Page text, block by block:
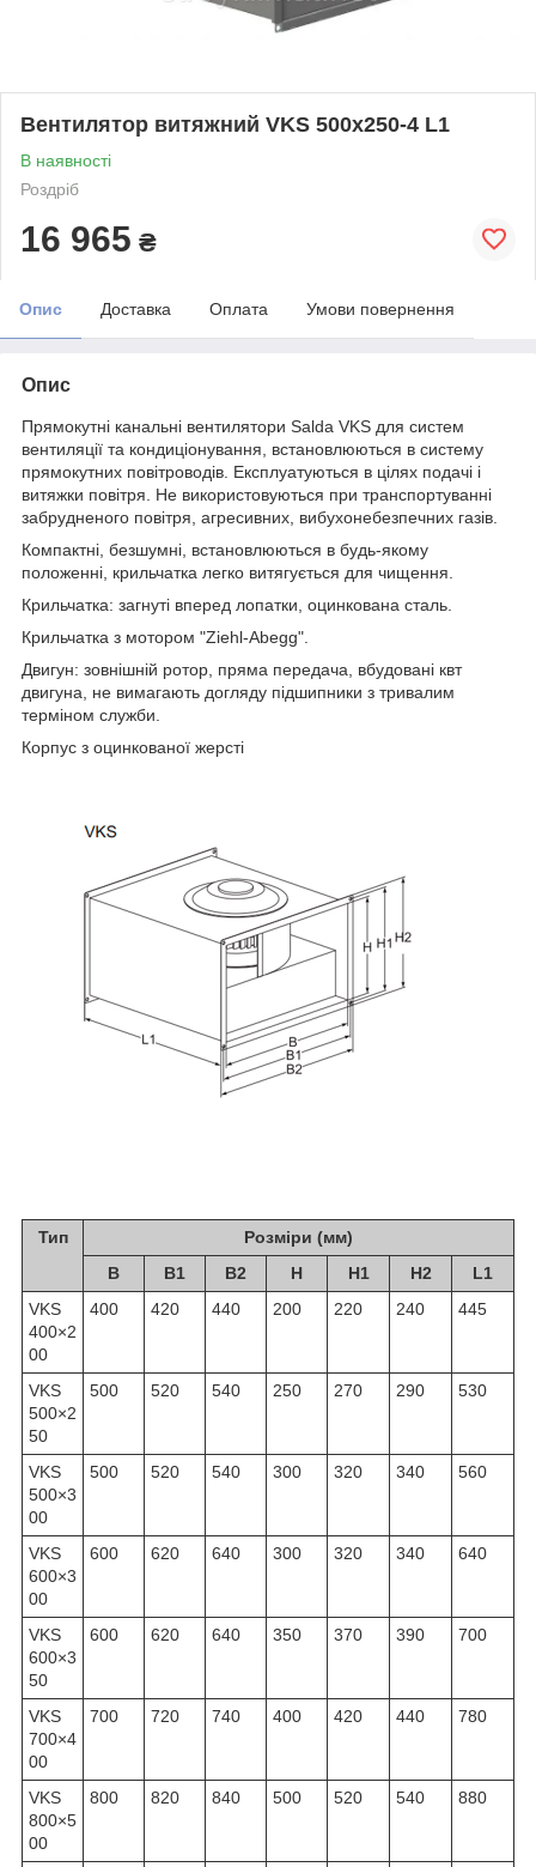
Вентилятор витяжний VKS 500x250-4 L1
В наявності
Роздріб
16 965 ₴
Опис Доставка Оплата Умови повернення
Опис
Прямокутні канальні вентилятори Salda VKS для систем
вентиляції та кондиціонування, встановлюються в систему
прямокутних повітроводів. Експлуатуються в цілях подачі і
витяжки повітря. Не використовуються при транспортуванні
забрудненого повітря, агресивних, вибухонебезпечних газів.
Компактні, безшумні, встановлюються в будь-якому
положенні, крильчатка легко витягується для чищення.
Крильчатка: загнуті вперед лопатки, оцинкована сталь.
Крильчатка з мотором "Ziehl-Abegg".
Двигун: зовнішній ротор, пряма передача, вбудовані квт
двигуна, не вимагають догляду підшипники з тривалим
терміном служби.
Корпус з оцинкованої жерсті
Тип
Розміри (мм)
B
B1 B2 H H1 H2
L1
VKS
400×2
00
400 420 440 200 220 240 445
VKS
500×2
50
500 520 540 250 270 290 530
VKS
500×3
00
500 520 540 300 320 340 560
VKS
600×3
00
600 620 640 300 320 340 640
VKS
600×3
50
600 620 640 350 370 390 700
VKS
700×4
00
700 720 740 400 420 440 780
VKS
800×5
00
800 820 840 500 520 540 880